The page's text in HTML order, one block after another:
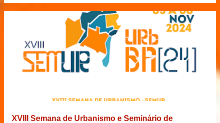
XVIII Semana de Urbanismo e Seminário de